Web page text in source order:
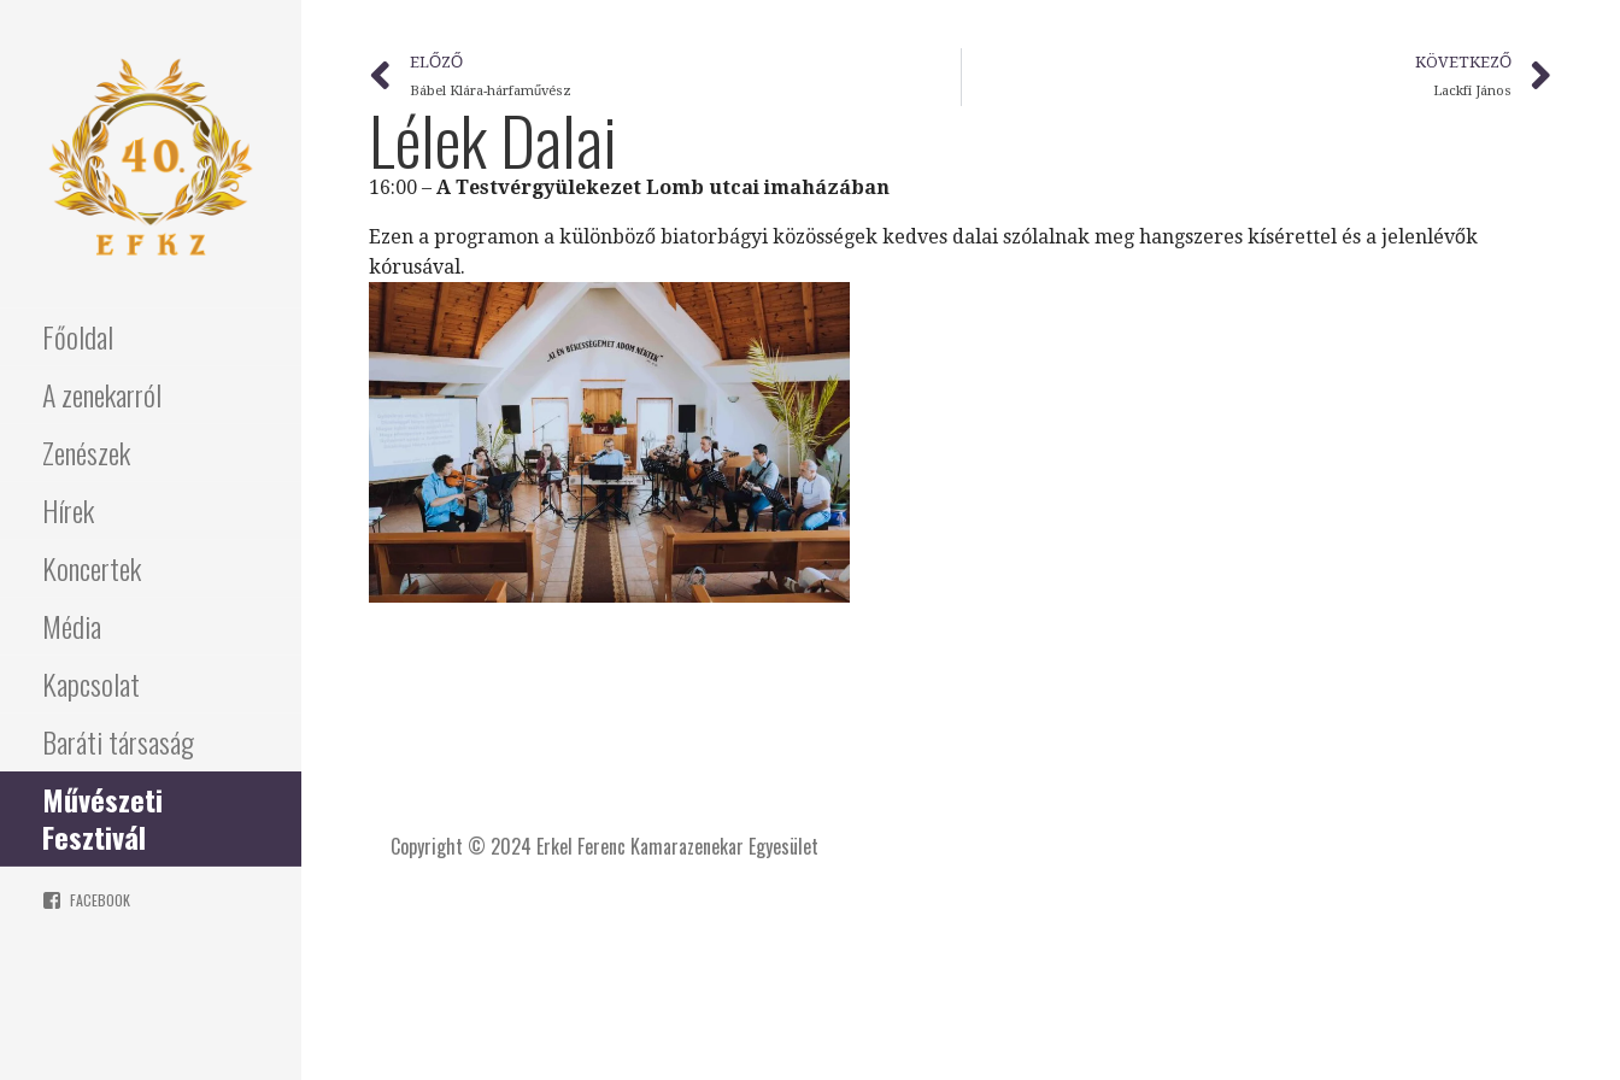
Főoldal
A zenekarról
Zenészek
Hírek
Koncertek
Média
Kapcsolat
Baráti társaság
Művészeti
Fesztivál
FACEBOOK
ELŐZŐ
Bábel Klára-hárfaművész
KÖVETKEZŐ
Lackfi János
Lélek Dalai
16:00 – A Testvérgyülekezet Lomb utcai imaházában
Ezen a programon a különböző biatorbágyi közösségek kedves dalai szólalnak meg hangszeres kísérettel és a jelenlévők
kórusával.
Copyright © 2024 Erkel Ferenc Kamarazenekar Egyesület